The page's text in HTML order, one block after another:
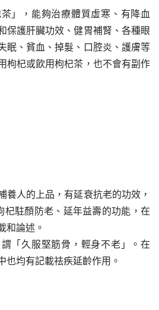
」，能夠治療體質虛寒、有降血
保護肝臟功效、健胃補腎、各種眼
眠、貧血、掉髮、口腔炎、護膚等
枸杞或飲用枸杞茶，也不會有副作
養人的上品，有延衰抗老的功效，
杞駐顏防老、延年益壽的功能，在
和論述。
「久服堅筋骨，輕身不老」。在
也均有記載祛疾延齡作用。